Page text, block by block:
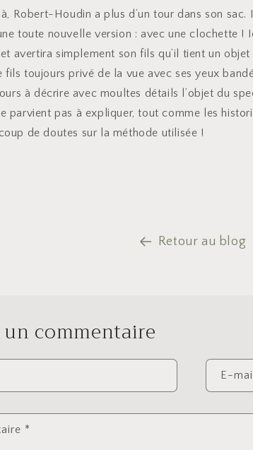
Robert-Houdin a plus d’un tour dans son
toute nouvelle version : avec une clochette !
avertira simplement son fils qu’il tient un
fils toujours privé de la vue avec ses yeux
à décrire avec moultes détails l’objet du
parvient pas à expliquer, tout comme les
de doutes sur la méthode utilisée !
Retour au blog
commentaire
E-mail
*